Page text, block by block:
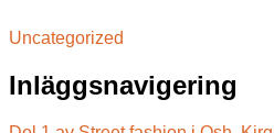
Uncategorized
Inläggsnavigering